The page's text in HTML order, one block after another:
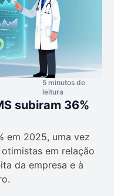
5 minutos de
leitura
subiram 36%
em 2025, uma vez
em relação
da empresa e à